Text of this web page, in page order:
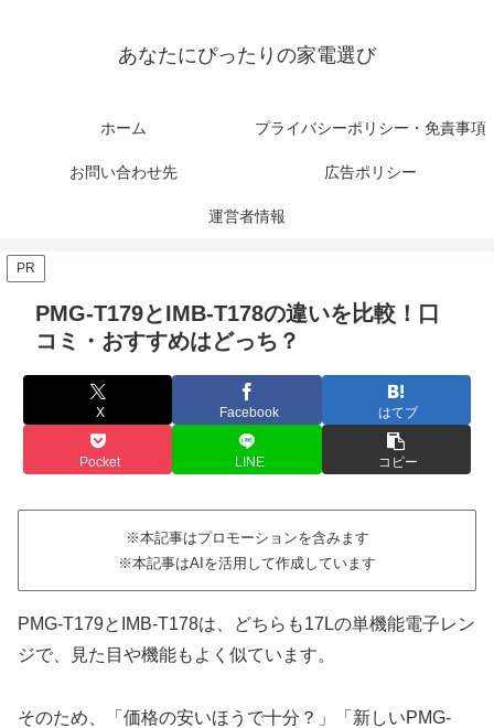
あなたにぴったりの家電選び
ホーム プライバシーポリシー・免責事項
お問い合わせ先 広告ポリシー
運営者情報
PR
PMG-T179とIMB-T178の違いを比較！口
コミ・おすすめはどっち？
X Facebook はてブ
Pocket LINE コピー
※本記事はプロモーションを含みます
※本記事はAIを活用して作成しています
PMG-T179とIMB-T178は、どちらも17Lの単機能電子レン
ジで、見た目や機能もよく似ています。
そのため、「価格の安いほうで十分？」「新しいPMG-